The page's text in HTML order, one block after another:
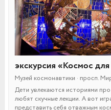
экскурсия «Космос
Музей космонавтики · просп.
Дети увлекаются историями
любят скучные лекции. А вот
представить себя отважным